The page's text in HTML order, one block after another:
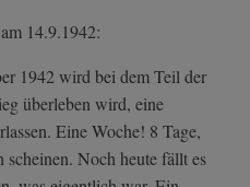
14.9.1942:
1942 wird bei dem Teil der
überleben wird, eine
Eine Woche! 8 Tage,
Noch heute fällt es